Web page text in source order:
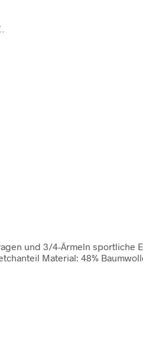
und 3/4-Ärmeln
Material: 48%